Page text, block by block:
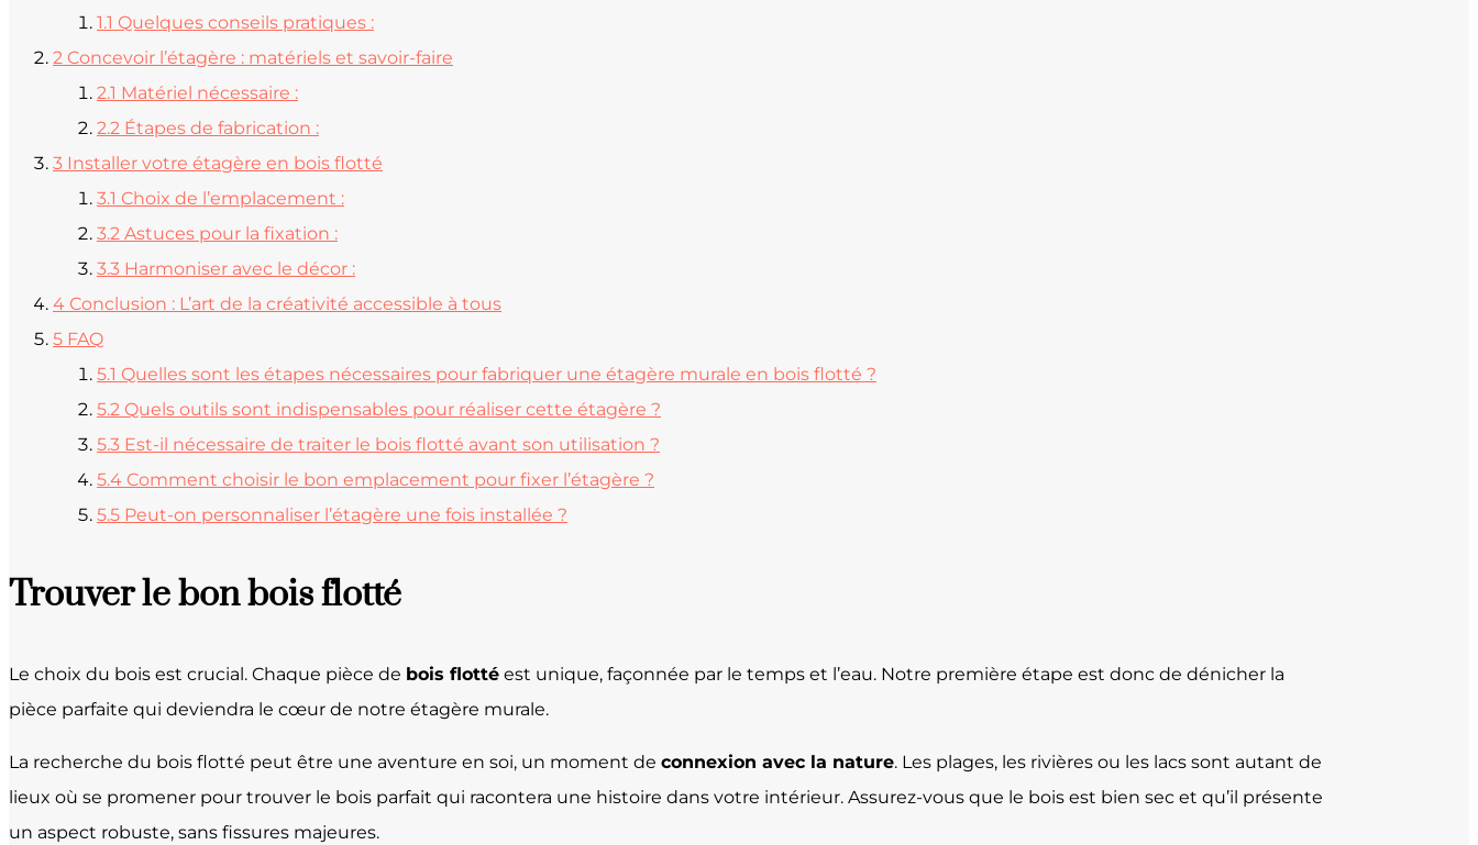
1.1 Quelques conseils pratiques :
2 Concevoir l’étagère : matériels et savoir-faire
2.1 Matériel nécessaire :
2.2 Étapes de fabrication :
3 Installer votre étagère en bois flotté
3.1 Choix de l’emplacement :
3.2 Astuces pour la fixation :
3.3 Harmoniser avec le décor :
4 Conclusion : L’art de la créativité accessible à tous
5 FAQ
5.1 Quelles sont les étapes nécessaires pour fabriquer une étagère murale en bois flotté ?
5.2 Quels outils sont indispensables pour réaliser cette étagère ?
5.3 Est-il nécessaire de traiter le bois flotté avant son utilisation ?
5.4 Comment choisir le bon emplacement pour fixer l’étagère ?
5.5 Peut-on personnaliser l’étagère une fois installée ?
Trouver le bon bois flotté
Le choix du bois est crucial. Chaque pièce de bois flotté est unique, façonnée par le temps et l’eau. Notre première étape est donc de dénicher la
pièce parfaite qui deviendra le cœur de notre étagère murale.
La recherche du bois flotté peut être une aventure en soi, un moment de connexion avec la nature. Les plages, les rivières ou les lacs sont autant de
lieux où se promener pour trouver le bois parfait qui racontera une histoire dans votre intérieur. Assurez-vous que le bois est bien sec et qu’il présente
un aspect robuste, sans fissures majeures.